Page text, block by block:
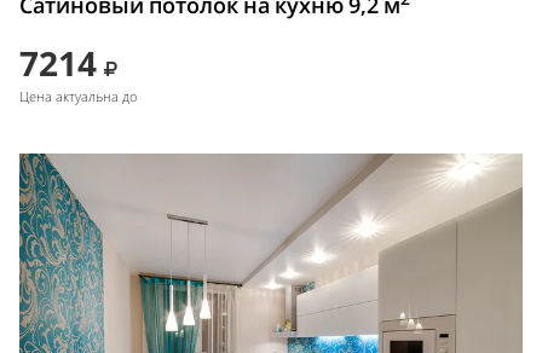
7214
Цена актуальна до